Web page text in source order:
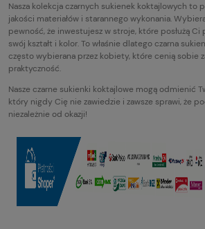
Nasza kolekcja czarnych sukienek koktajlowych to
jakości materiałów i starannego wykonania.
pewność, że inwestujesz w stroje, które posłużą Ci
swój kształt i kolor. To właśnie dlatego czarna
często wybierana przez kobiety, które cenią sobie
praktyczność.
Nasze czarne sukienki koktajlowe mogą odmienić
który nigdy Cię nie zawiedzie i zawsze sprawi, że
niezależnie od okazji!